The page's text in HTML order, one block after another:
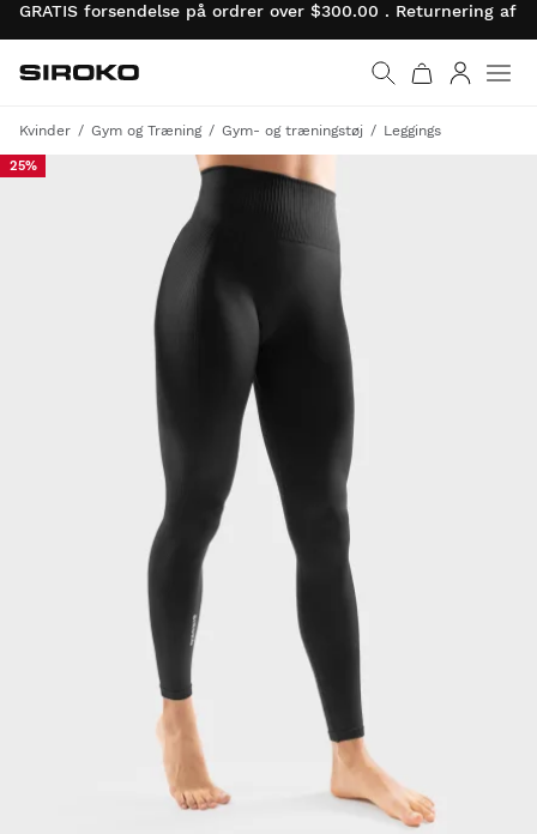
GRATIS forsendelse på ordrer over $300.00 . Returnering
Gå til startsiden
Siroko.com
Kvinder Gym og Træning Gym- og træningstøj Leggings
25%